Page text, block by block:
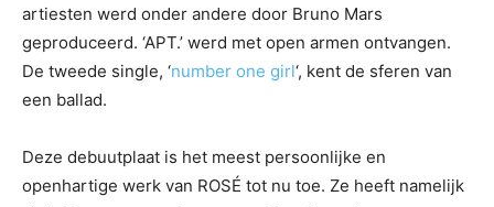
artiesten werd onder andere door Bruno Mars
geproduceerd. ‘APT.’ werd met open armen ontvangen.
De tweede single, ‘number one girl‘, kent de sferen van
een ballad.
Deze debuutplaat is het meest persoonlijke en
openhartige werk van ROSÉ tot nu toe. Ze heeft namelijk